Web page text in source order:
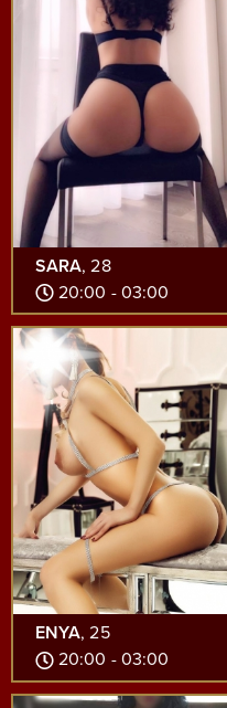
SARA, 28
20:00 - 03:00
ENYA, 25
20:00 - 03:00